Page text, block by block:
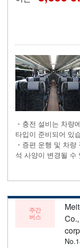
・충전 설비는 차량
타입이 준비되어 있
・증편 운행 및 차
석 사양이 변경될 수
주간
버스